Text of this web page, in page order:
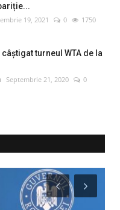
19, 2021 0 1750
turneul WTA de la
Septembrie 21, 2020
0